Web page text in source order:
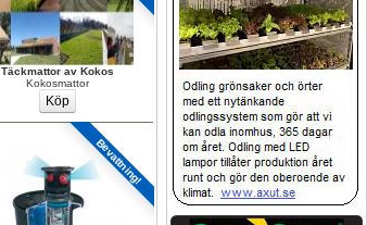
Täckmattor av Kokos
Kokosmattor
Bevattning!